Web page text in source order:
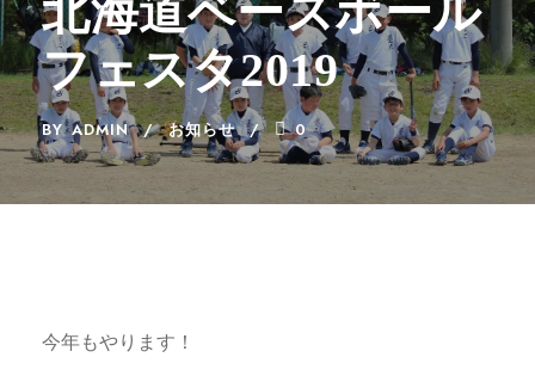
北海道ベースボール
フェスタ2019
BY ADMIN お知らせ 0
今年もやります！